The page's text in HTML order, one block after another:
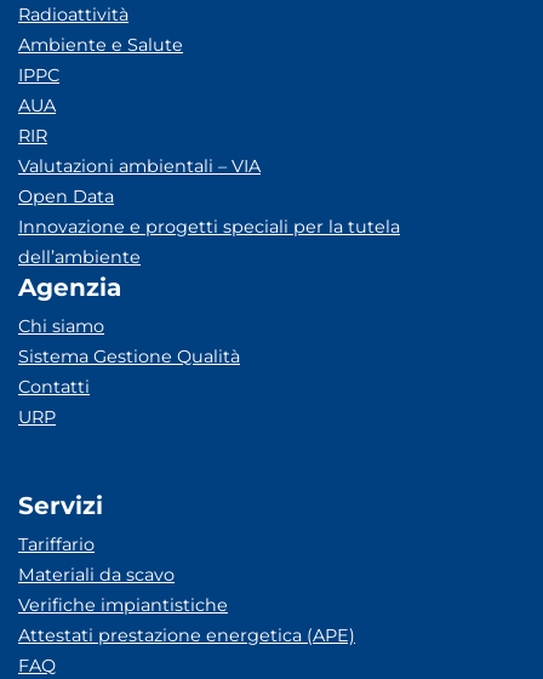
Radioattività
Ambiente e Salute
IPPC
AUA
RIR
Valutazioni ambientali – VIA
Open Data
Innovazione e progetti speciali per la tutela
dell’ambiente
Agenzia
Chi siamo
Sistema Gestione Qualità
Contatti
URP
Servizi
Tariffario
Materiali da scavo
Verifiche impiantistiche
Attestati prestazione energetica (APE)
FAQ